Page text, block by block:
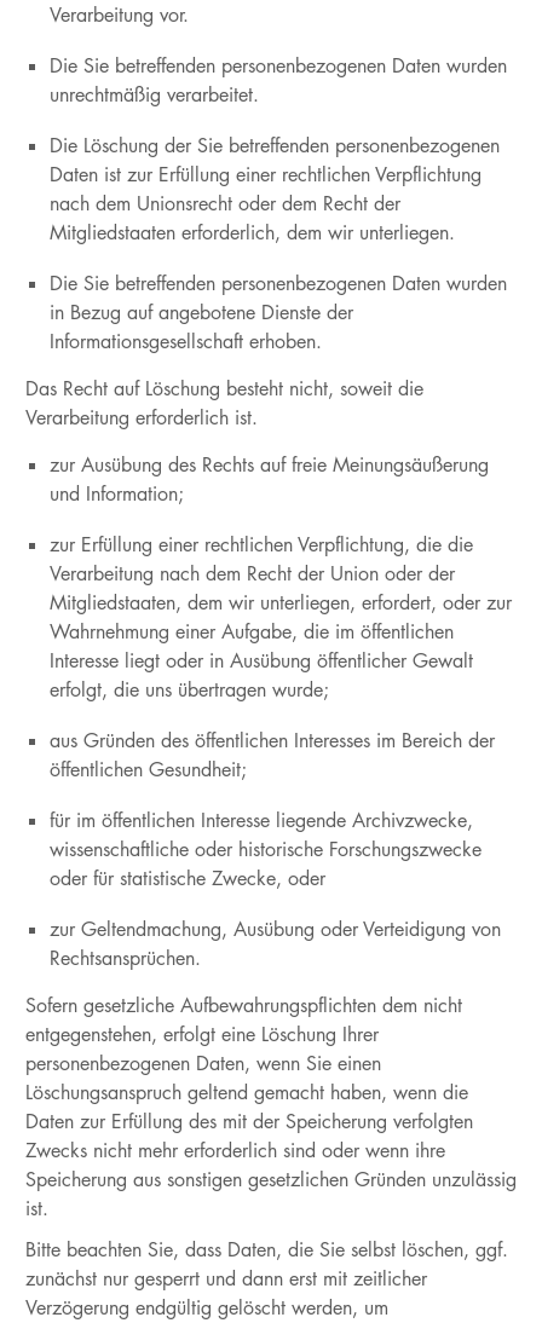
Verarbeitung vor.
Die Sie betreffenden personenbezogenen Daten wurden
unrechtmäßig verarbeitet.
Die Löschung der Sie betreffenden personenbezogenen
Daten ist zur Erfüllung einer rechtlichen Verpflichtung
nach dem Unionsrecht oder dem Recht der
Mitgliedstaaten erforderlich, dem wir unterliegen.
Die Sie betreffenden personenbezogenen Daten wurden
in Bezug auf angebotene Dienste der
Informationsgesellschaft erhoben.
Das Recht auf Löschung besteht nicht, soweit die
Verarbeitung erforderlich ist.
zur Ausübung des Rechts auf freie Meinungsäußerung
und Information;
zur Erfüllung einer rechtlichen Verpflichtung, die die
Verarbeitung nach dem Recht der Union oder der
Mitgliedstaaten, dem wir unterliegen, erfordert, oder zur
Wahrnehmung einer Aufgabe, die im öffentlichen
Interesse liegt oder in Ausübung öffentlicher Gewalt
erfolgt, die uns übertragen wurde;
aus Gründen des öffentlichen Interesses im Bereich der
öffentlichen Gesundheit;
für im öffentlichen Interesse liegende Archivzwecke,
wissenschaftliche oder historische Forschungszwecke
oder für statistische Zwecke, oder
zur Geltendmachung, Ausübung oder Verteidigung von
Rechtsansprüchen.
Sofern gesetzliche Aufbewahrungspflichten dem nicht
entgegenstehen, erfolgt eine Löschung Ihrer
personenbezogenen Daten, wenn Sie einen
Löschungsanspruch geltend gemacht haben, wenn die
Daten zur Erfüllung des mit der Speicherung verfolgten
Zwecks nicht mehr erforderlich sind oder wenn ihre
Speicherung aus sonstigen gesetzlichen Gründen unzulässig
ist.
Bitte beachten Sie, dass Daten, die Sie selbst löschen, ggf.
zunächst nur gesperrt und dann erst mit zeitlicher
Verzögerung endgültig gelöscht werden, um